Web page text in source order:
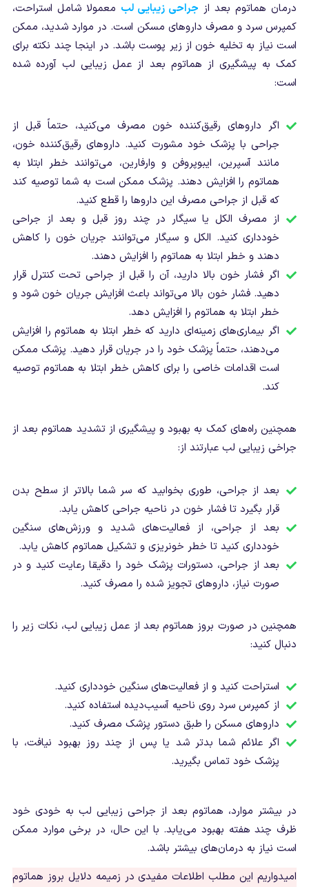
درمان هماتوم بعد از جراحی زیبایی لب معمولا شامل استراحت،
کمپرس سرد و مصرف داروهای مسکن است. در موارد شدید، ممکن
است نیاز به تخلیه خون از زیر پوست باشد. در اینجا چند نکته برای
کمک به پیشگیری از هماتوم بعد از عمل زیبایی لب آورده شده
است:
اگر داروهای رقیق‌کننده خون مصرف می‌کنید، حتماً قبل از
جراحی با پزشک خود مشورت کنید. داروهای رقیق‌کننده خون،
مانند آسپرین، ایبوپروفن و وارفارین، می‌توانند خطر ابتلا به
هماتوم را افزایش دهند. پزشک ممکن است به شما توصیه کند
که قبل از جراحی مصرف این داروها را قطع کنید.
از مصرف الکل یا سیگار در چند روز قبل و بعد از جراحی
خودداری کنید. الکل و سیگار می‌توانند جریان خون را کاهش
دهند و خطر ابتلا به هماتوم را افزایش دهند.
اگر فشار خون بالا دارید، آن را قبل از جراحی تحت کنترل قرار
دهید. فشار خون بالا می‌تواند باعث افزایش جریان خون شود و
خطر ابتلا به هماتوم را افزایش دهد.
اگر بیماری‌های زمینه‌ای دارید که خطر ابتلا به هماتوم را افزایش
می‌دهند، حتماً پزشک خود را در جریان قرار دهید. پزشک ممکن
است اقدامات خاصی را برای کاهش خطر ابتلا به هماتوم توصیه
کند.
همچنین راه‌های کمک به بهبود و پیشگیری از تشدید هماتوم بعد از
جراخی زیبایی لب عبارتند از:
بعد از جراحی، طوری بخوابید که سر شما بالاتر از سطح بدن
قرار بگیرد تا فشار خون در ناحیه جراحی کاهش یابد.
بعد از جراحی، از فعالیت‌های شدید و ورزش‌های سنگین
خودداری کنید تا خطر خونریزی و تشکیل هماتوم کاهش یابد.
بعد از جراحی، دستورات پزشک خود را دقیقا رعایت کنید و در
صورت نیاز، داروهای تجویز شده را مصرف کنید.
همچنین در صورت بروز هماتوم بعد از عمل زیبایی لب، نکات زیر را
دنبال کنید:
استراحت کنید و از فعالیت‌های سنگین خودداری کنید.
از کمپرس سرد روی ناحیه آسیب‌دیده استفاده کنید.
داروهای مسکن را طبق دستور پزشک مصرف کنید.
اگر علائم شما بدتر شد یا پس از چند روز بهبود نیافت، با
پزشک خود تماس بگیرید.
در بیشتر موارد، هماتوم بعد از جراحی زیبایی لب به خودی خود
ظرف چند هفته بهبود می‌یابد. با این حال، در برخی موارد ممکن
است نیاز به درمان‌های بیشتر باشد.
امیدواریم این مطلب اطلاعات مفیدی در زمیمه دلایل بروز هماتوم